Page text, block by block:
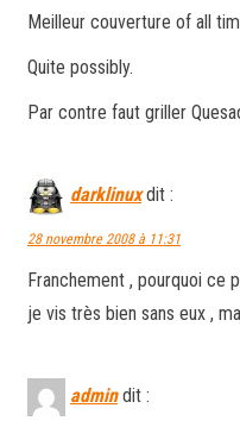
Meilleur couverture of all
Quite possibly.
Par contre faut griller
darklinux dit :
28 novembre 2008 à 11:31
Franchement , pourquoi ce
je vis très bien sans eux ,
admin dit :